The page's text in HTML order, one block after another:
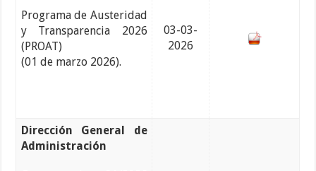
Programa de Austeridad
y Transparencia 2026
(PROAT)
(01 de marzo 2026).
03-03-
2026
Dirección General de
Administración